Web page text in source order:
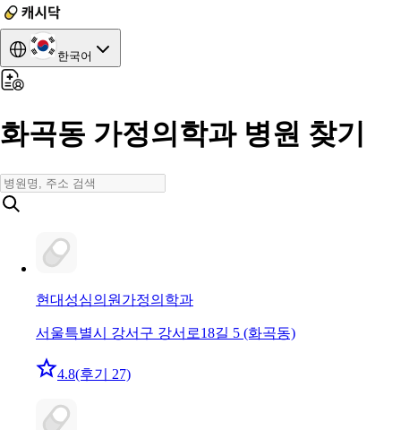
한국어
화곡동 가정의학과 병원 찾기
현대성심의원 가정의학과
서울특별시 강서구 강서로18길 5 (화곡동)
4.8(후기 27)